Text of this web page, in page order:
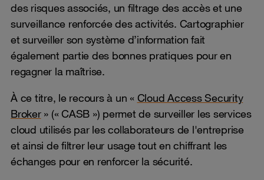
des risques associés, un filtrage des accès et une
surveillance renforcée des activités. Cartographier
et surveiller son système d’information fait
également partie des bonnes pratiques pour en
regagner la maîtrise.
À ce titre, le recours à un « Cloud Access Security
Broker» (« CASB ») permet de surveiller les services
cloud utilisés par les collaborateurs de l'entreprise
et ainsi de filtrer leur usage tout en chiffrant les
échanges pour en renforcer la sécurité.